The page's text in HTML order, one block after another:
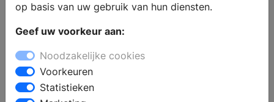
op basis van uw gebruik van hun diensten.
Geef uw voorkeur aan:
Noodzakelijke cookies
Voorkeuren
Statistieken